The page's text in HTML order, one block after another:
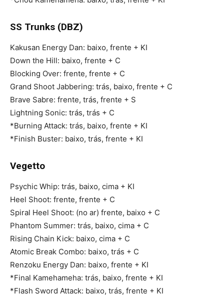
SS Trunks (DBZ)
Kakusan Energy Dan: baixo, frente + KI
Down the Hill: baixo, frente + C
Blocking Over: frente, frente + C
Grand Shoot Jabbering: trás, baixo, frente + C
Brave Sabre: frente, trás, frente + S
Lightning Sonic: trás, trás + C
*Burning Attack: trás, baixo, frente + KI
*Finish Buster: baixo, trás, frente + KI
Vegetto
Psychic Whip: trás, baixo, cima + KI
Heel Shoot: frente, frente + C
Spiral Heel Shoot: (no ar) frente, baixo + C
Phantom Summer: trás, baixo, cima + C
Rising Chain Kick: baixo, cima + C
Atomic Break Combo: baixo, trás + C
Renzoku Energy Dan: baixo, frente + KI
*Final Kamehameha: trás, baixo, frente + KI
*Flash Sword Attack: baixo, trás, frente + KI